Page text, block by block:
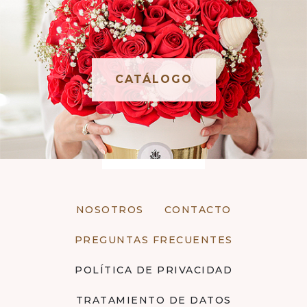
CATÁLOGO
NOSOTROS CONTACTO
PREGUNTAS FRECUENTES
POLÍTICA DE PRIVACIDAD
TRATAMIENTO DE DATOS